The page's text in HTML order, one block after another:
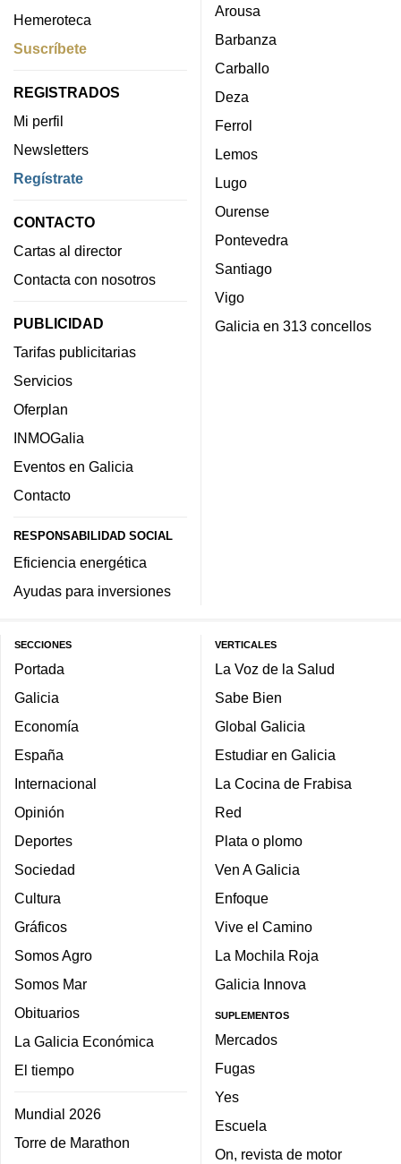
Hemeroteca
Suscríbete
REGISTRADOS
Mi perfil
Newsletters
Regístrate
CONTACTO
Cartas al director
Contacta con nosotros
PUBLICIDAD
Tarifas publicitarias
Servicios
Oferplan
INMOGalia
Eventos en Galicia
Contacto
RESPONSABILIDAD SOCIAL
Eficiencia energética
Ayudas para inversiones
Arousa
Barbanza
Carballo
Deza
Ferrol
Lemos
Lugo
Ourense
Pontevedra
Santiago
Vigo
Galicia en 313 concellos
SECCIONES
Portada
Galicia
Economía
España
Internacional
Opinión
Deportes
Sociedad
Cultura
Gráficos
Somos Agro
Somos Mar
Obituarios
La Galicia Económica
El tiempo
Mundial 2026
Torre de Marathon
VERTICALES
La Voz de la Salud
Sabe Bien
Global Galicia
Estudiar en Galicia
La Cocina de Frabisa
Red
Plata o plomo
Ven A Galicia
Enfoque
Vive el Camino
La Mochila Roja
Galicia Innova
SUPLEMENTOS
Mercados
Fugas
Yes
Escuela
On, revista de motor